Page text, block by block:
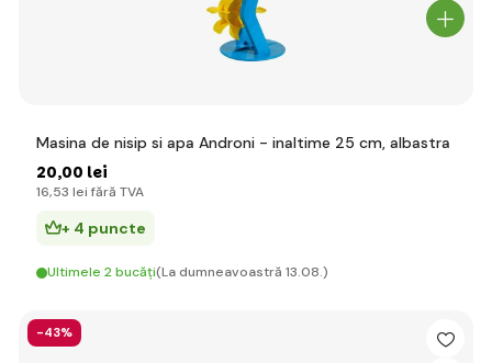
Masina de nisip si apa Androni - inaltime 25 cm, albastra
20,00 lei
16,53 lei fără TVA
+ 4 puncte
Ultimele 2 bucăți(La dumneavoastră 13.08.)
-43%